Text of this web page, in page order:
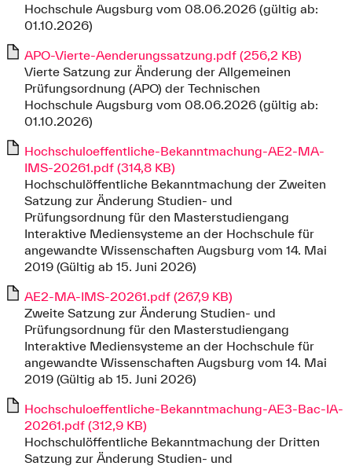
Hochschule Augsburg vom 08.06.2026 (gültig ab:
01.10.2026)
APO-Vierte-Aenderungssatzung.pdf (256,2 KB)
Vierte Satzung zur Änderung der Allgemeinen
Prüfungsordnung (APO) der Technischen
Hochschule Augsburg vom 08.06.2026 (gültig ab:
01.10.2026)
Hochschuloeffentliche-Bekanntmachung-AE2-MA-
IMS-20261.pdf (314,8 KB)
Hochschulöffentliche Bekanntmachung der Zweiten
Satzung zur Änderung Studien- und
Prüfungsordnung für den Masterstudiengang
Interaktive Mediensysteme an der Hochschule für
angewandte Wissenschaften Augsburg vom 14. Mai
2019 (Gültig ab 15. Juni 2026)
AE2-MA-IMS-20261.pdf (267,9 KB)
Zweite Satzung zur Änderung Studien- und
Prüfungsordnung für den Masterstudiengang
Interaktive Mediensysteme an der Hochschule für
angewandte Wissenschaften Augsburg vom 14. Mai
2019 (Gültig ab 15. Juni 2026)
Hochschuloeffentliche-Bekanntmachung-AE3-Bac-IA-
20261.pdf (312,9 KB)
Hochschulöffentliche Bekanntmachung der Dritten
Satzung zur Änderung Studien- und